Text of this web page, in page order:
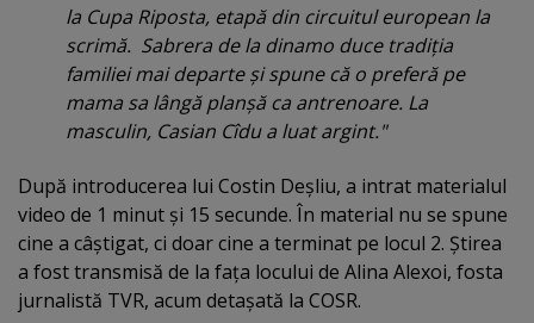
la Cupa Riposta, etapă din circuitul european la
scrimă. Sabrera de la dinamo duce tradiţia
familiei mai departe şi spune că o preferă pe
mama sa lângă planşă ca antrenoare. La
masculin, Casian Cîdu a luat argint."
După introducerea lui Costin Deşliu, a intrat materialul
video de 1 minut şi 15 secunde. În material nu se spune
cine a câştigat, ci doar cine a terminat pe locul 2. Ştirea
a fost transmisă de la faţa locului de Alina Alexoi, fosta
jurnalistă TVR, acum detaşată la COSR.